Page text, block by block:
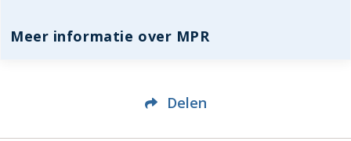
Meer informatie over MPR
Delen